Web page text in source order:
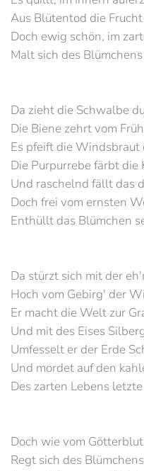
Aus Blütentod die
Doch ewig schön, im
Malt sich des
Da zieht die Schwalbe
Die Biene zehrt vom
Es pfeift die
Die Purpurrebe färbt die
Und raschelnd fällt das
Doch frei vom ernsten
Enthüllt das Blümchen
Da stürzt sich mit der
Hoch vom Gebirg' der
Er macht die Welt zur
Und mit des Eises
Umfesselt er der Erde
Und mordet auf den
Des zarten Lebens
Doch wie vom
Regt sich des